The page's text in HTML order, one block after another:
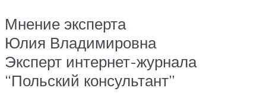
Мнение эксперта
Юлия Владимировна
Эксперт интернет-журнала
“Польский консультант”